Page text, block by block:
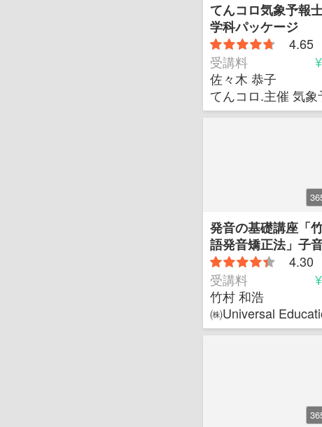
てんコロ気象予報
学科パッケージ
4.65
受講料
佐々木 恭子
てんコロ.主催 気象
発音の基礎講座「
語発音矯正法」子
4.30
受講料
竹村 和浩
㈱Universal